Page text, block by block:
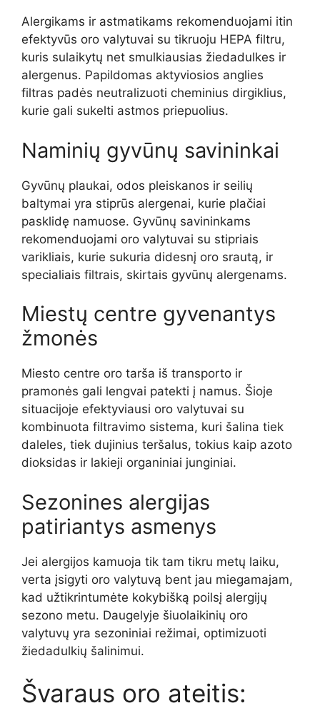
Alergikams ir astmatikams rekomenduojami itin
efektyvūs oro valytuvai su tikruoju HEPA filtru,
kuris sulaikytų net smulkiausias žiedadulkes ir
alergenus. Papildomas aktyviosios anglies
filtras padės neutralizuoti cheminius dirgiklius,
kurie gali sukelti astmos priepuolius.
Naminių gyvūnų savininkai
Gyvūnų plaukai, odos pleiskanos ir seilių
baltymai yra stiprūs alergenai, kurie plačiai
pasklidę namuose. Gyvūnų savininkams
rekomenduojami oro valytuvai su stipriais
varikliais, kurie sukuria didesnį oro srautą, ir
specialiais filtrais, skirtais gyvūnų alergenams.
Miestų centre gyvenantys
žmonės
Miesto centre oro tarša iš transporto ir
pramonės gali lengvai patekti į namus. Šioje
situacijoje efektyviausi oro valytuvai su
kombinuota filtravimo sistema, kuri šalina tiek
daleles, tiek dujinius teršalus, tokius kaip azoto
dioksidas ir lakieji organiniai junginiai.
Sezonines alergijas
patiriantys asmenys
Jei alergijos kamuoja tik tam tikru metų laiku,
verta įsigyti oro valytuvą bent jau miegamajam,
kad užtikrintumėte kokybišką poilsį alergijų
sezono metu. Daugelyje šiuolaikinių oro
valytuvų yra sezoniniai režimai, optimizuoti
žiedadulkių šalinimui.
Švaraus oro ateitis: